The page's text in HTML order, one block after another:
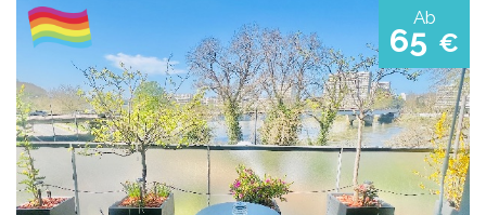
Ab
65 €